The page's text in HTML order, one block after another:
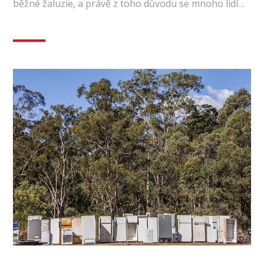
běžné žaluzie, a právě z toho důvodu se mnoho lidí…